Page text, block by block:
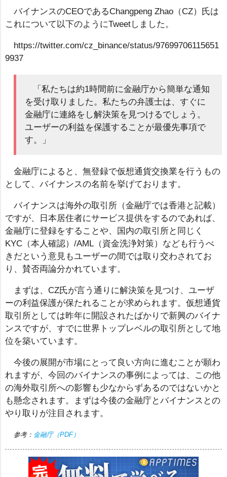
バイナンスのCEOであるChangpeng Zhao（CZ）氏は
これについて以下のようにTweetしました。
https://twitter.com/cz_binance/status/97699706115651
9937
「私たちは約1時間前に金融庁から簡単な通知
を受け取りました。私たちの弁護士は、すぐに
金融庁に連絡をし解決策を見つけるでしょう。
ユーザーの利益を保護することが最優先事項で
す。」
金融庁によると、無登録で仮想通貨交換業を行うもの
として、バイナンスの名前を挙げております。
バイナンスは海外の取引所（金融庁では香港と記載）
ですが、日本居住者にサービス提供をするのであれば、
金融庁に登録をすることや、国内の取引所と同じく
KYC（本人確認）/AML（資金洗浄対策）なども行うべ
きだという意見もユーザーの間では取り交わされてお
り、賛否両論分かれています。
まずは、CZ氏が言う通りに解決策を見つけ、ユーザ
ーの利益保護が保たれることが求められます。仮想通貨
取引所としては昨年に開設されたばかりで新興のバイナ
ンスですが、すでに世界トップレベルの取引所として地
位を築いています。
今後の展開が市場にとって良い方向に進むことが願わ
れますが、今回のバイナンスの事例によっては、この他
の海外取引所への影響も少なからずあるのではないかと
も懸念されます。まずは今後の金融庁とバイナンスとの
やり取りが注目されます。
参考： 金融庁（PDF）